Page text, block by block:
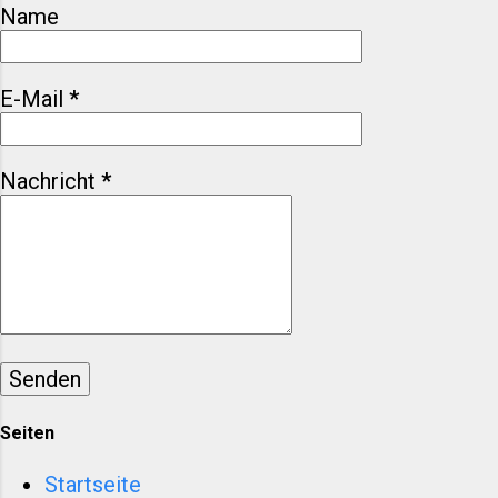
aktuellen Gegebenheiten der
Modeindustrie vor Ort und geben
erfolgreichen Einstieg in diese
faszinierende Branche. ​ Mailand:
internationalen Modehochburg
bedeutenden Zentrum für
Name
E-Mail *
Nachricht *
Seiten
Startseite